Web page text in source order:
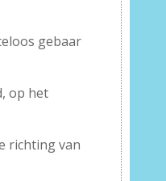
gebaar
op het
richting van